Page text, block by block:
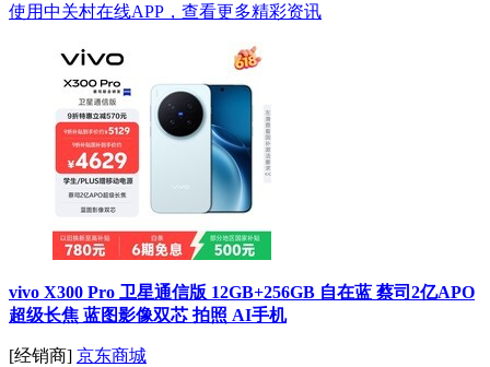
使用中关村在线APP，查看更多精彩资讯
vivo X300 Pro 卫星通信版 12GB+256GB 自在蓝 蔡司2亿APO
超级长焦 蓝图影像双芯 拍照 AI手机
[经销商] 京东商城